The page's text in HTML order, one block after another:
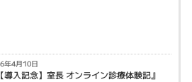
年4月10日
導入記念】室長 オンライン診療体験記』